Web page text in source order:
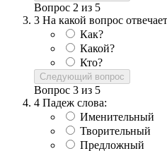
Вопрос 2 из 5
3 На какой вопрос
Как?
Какой?
Кто?
Следующий вопрос
Вопрос 3 из 5
4 Падеж слова:
Именительный
Творительный
Предложный